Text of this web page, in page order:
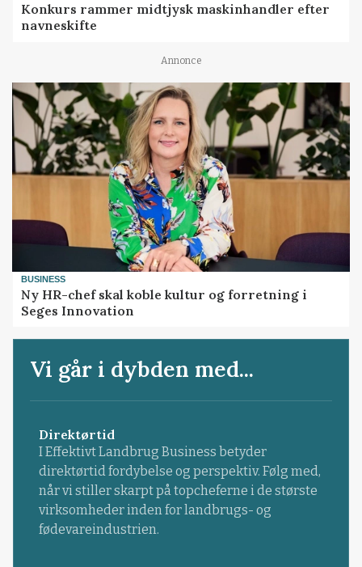
Konkurs rammer midtjysk maskinhandler efter
navneskifte
Annonce
BUSINESS
Ny HR-chef skal koble kultur og forretning i
Seges Innovation
Vi går i dybden med...
Direktørtid
I Effektivt Landbrug Business betyder
direktørtid fordybelse og perspektiv. Følg med,
når vi stiller skarpt på topcheferne i de største
virksomheder inden for landbrugs- og
fødevareindustrien.